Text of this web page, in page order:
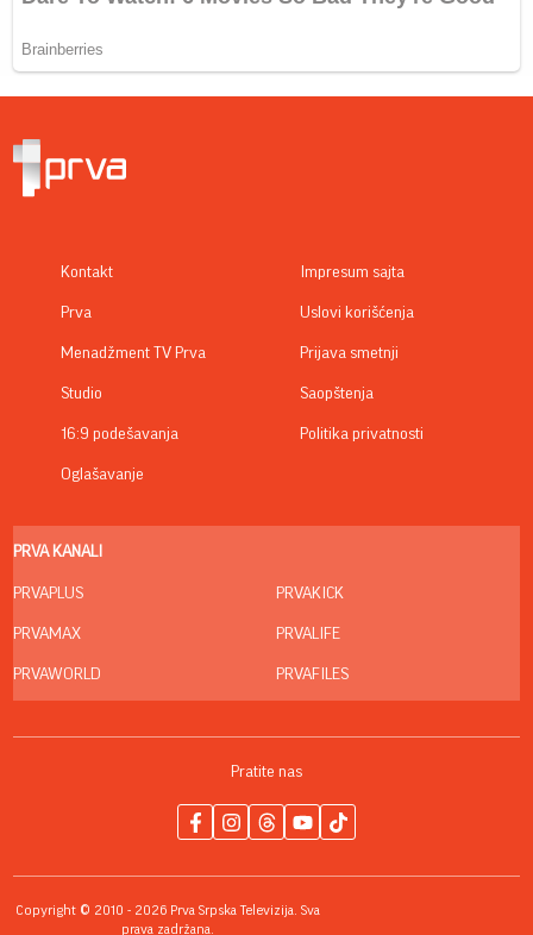
20. 07. 2026 08:04
06. 08. 2026 13:34
Вучевић: Ђилас је свестан да је пред политичким